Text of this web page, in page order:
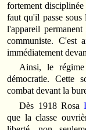
fortement
faut qu'il passe sous
l'appareil
communiste. C'est
immédiatement
Ainsi, le régime
démocratie. Cette
combat devant la
Dès 1918 Rosa
que la classe